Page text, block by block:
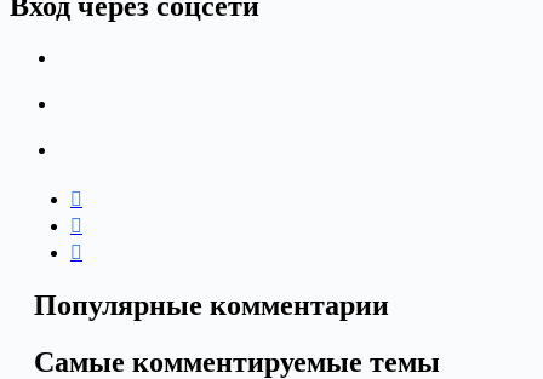
Вход через соцсети
Популярные комментарии
Самые комментируемые темы